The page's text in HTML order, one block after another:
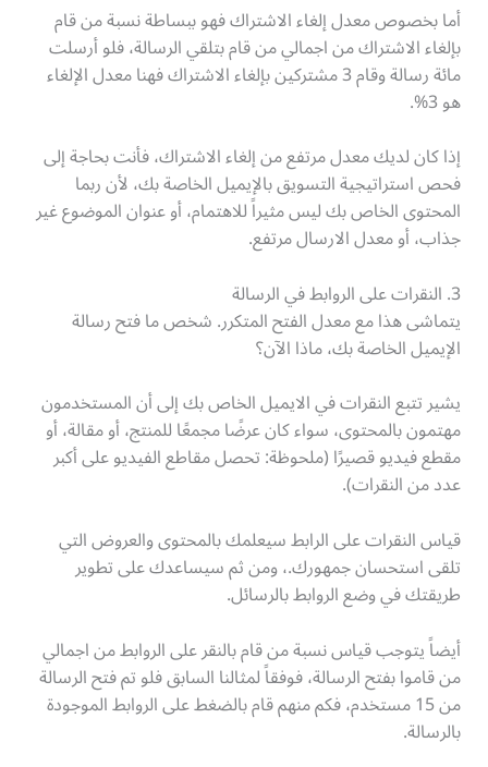
أما بخصوص معدل إلغاء الاشتراك فهو ببساطة نسبة من قام
بإلغاء الاشتراك من اجمالي من قام بتلقي الرسالة، فلو أرسلت
مائة رسالة وقام 3 مشتركين بإلغاء الاشتراك فهنا معدل الإلغاء
هو 3%.
إذا كان لديك معدل مرتفع من إلغاء الاشتراك، فأنت بحاجة إلى
فحص استراتيجية التسويق بالإيميل الخاصة بك، لأن ربما
المحتوى الخاص بك ليس مثيراً للاهتمام، أو عنوان الموضوع غير
جذاب، أو معدل الارسال مرتفع.
3. النقرات على الروابط في الرسالة
يتماشى هذا مع معدل الفتح المتكرر. شخص ما فتح رسالة
الإيميل الخاصة بك، ماذا الآن؟
يشير تتبع النقرات في الايميل الخاص بك إلى أن المستخدمون
مهتمون بالمحتوى، سواء كان عرضًا مجمعًا للمنتج، أو مقالة، أو
مقطع فيديو قصيرًا (ملحوظة: تحصل مقاطع الفيديو على أكبر
عدد من النقرات).
قياس النقرات على الرابط سيعلمك بالمحتوى والعروض التي
تلقى استحسان جمهورك.، ومن ثم سيساعدك على تطوير
طريقتك في وضع الروابط بالرسائل.
أيضاً يتوجب قياس نسبة من قام بالنقر على الروابط من اجمالي
من قاموا بفتح الرسالة، فوفقاً لمثالنا السابق فلو تم فتح الرسالة
من 15 مستخدم، فكم منهم قام بالضغط على الروابط الموجودة
بالرسالة.